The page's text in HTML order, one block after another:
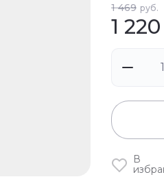
1 469 руб.
1 220
В